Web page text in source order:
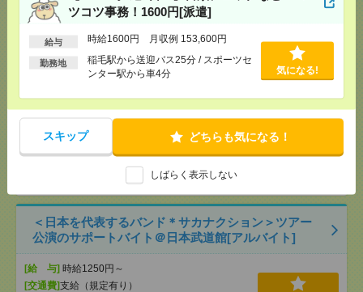
ツコツ事務！1600円[派遣]
給与 時給1600円 月収例 153,600円
勤務地
稲毛駅から送迎バス25分 / スポーツセ
ンター駅から車4分
気になる!
スキップ どちらも気になる！
しばらく表示しない
[交通費]
支給あり
[月収例]15～20万円
[勤務地]稲毛駅から送迎バス25分/ スポーツセンタ
充電を繋げるだけ！[派遣]
[給 与]時給1414円～ ▼日払いOK（規定あ
り） ■初勤務手当あり ※規定による
新宿駅から徒歩 新宿三丁目駅から徒歩
…
＜日本を代表するバンド＊サカナクション＞ツアー
公演のサポートバイト＠日本武道館[アルバイト]
[給 与] 時給1250円～
[交通費]支給（規定有り）